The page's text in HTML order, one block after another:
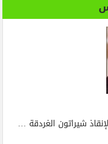
شيراتون الغردقة …